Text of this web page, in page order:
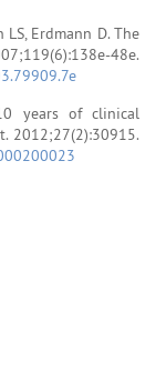
LS, Erdmann D. The
48e.
years of clinical
2012;27(2):30915.